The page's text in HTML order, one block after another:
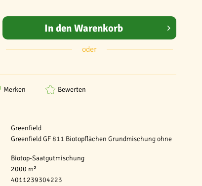
Greenfield
Greenfield GF 811 Biotopflächen Grundmischung ohne
Biotop-Saatgutmischung
2000 m²
4011239304223
In den Warenkorb
oder
Merken Bewerten